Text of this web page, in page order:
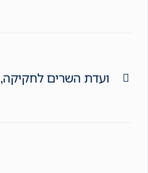
ועדת השרים לחקיקה,